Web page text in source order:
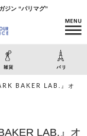
ジン “パリマグ”
BAKER LAB.』オ
LAB.』オ